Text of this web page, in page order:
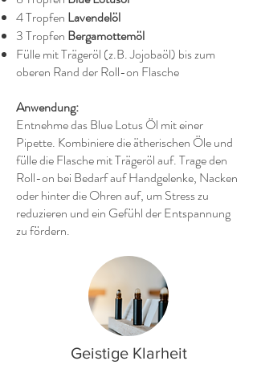
4 Tropfen Lavendelöl
3 Tropfen Bergamottemöl
Fülle mit Trägeröl (z.B. Jojobaöl) bis zum
oberen Rand der Roll-on Flasche
Anwendung:
Entnehme das Blue Lotus Öl mit einer
Pipette. Kombiniere die ätherischen Öle und
fülle die Flasche mit Trägeröl auf. Trage den
Roll-on bei Bedarf auf Handgelenke, Nacken
oder hinter die Ohren auf, um Stress zu
reduzieren und ein Gefühl der Entspannung
zu fördern.
Geistige Klarheit